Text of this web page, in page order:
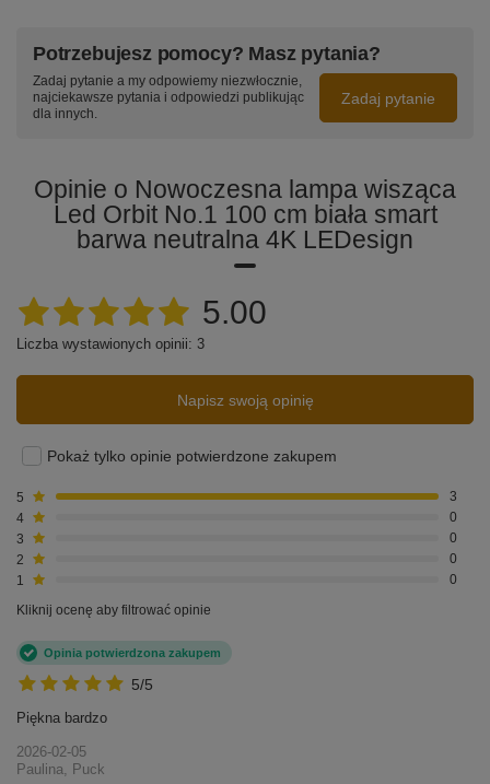
Potrzebujesz pomocy? Masz pytania?
Zadaj pytanie a my odpowiemy niezwłocznie,
najciekawsze pytania i odpowiedzi publikując
dla innych.
Zadaj pytanie
Opinie o Nowoczesna lampa wisząca
Led Orbit No.1 100 cm biała smart
barwa neutralna 4K LEDesign
5.00
Liczba wystawionych opinii: 3
Napisz swoją opinię
Pokaż tylko opinie potwierdzone zakupem
5
3
4
0
3
0
2
0
1
0
Kliknij ocenę aby filtrować opinie
5/5
Opinia potwierdzona zakupem
Piękna bardzo
2026-02-05
Paulina, Puck